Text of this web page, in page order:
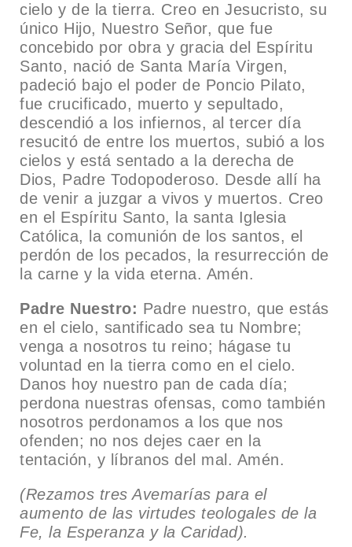
cielo y de la tierra. Creo en Jesucristo, su
único Hijo, Nuestro Señor, que fue
concebido por obra y gracia del Espíritu
Santo, nació de Santa María Virgen,
padeció bajo el poder de Poncio Pilato,
fue crucificado, muerto y sepultado,
descendió a los infiernos, al tercer día
resucitó de entre los muertos, subió a los
cielos y está sentado a la derecha de
Dios, Padre Todopoderoso. Desde allí ha
de venir a juzgar a vivos y muertos. Creo
en el Espíritu Santo, la santa Iglesia
Católica, la comunión de los santos, el
perdón de los pecados, la resurrección de
la carne y la vida eterna. Amén.
Padre Nuestro: Padre nuestro, que estás
en el cielo, santificado sea tu Nombre;
venga a nosotros tu reino; hágase tu
voluntad en la tierra como en el cielo.
Danos hoy nuestro pan de cada día;
perdona nuestras ofensas, como también
nosotros perdonamos a los que nos
ofenden; no nos dejes caer en la
tentación, y líbranos del mal. Amén.
(Rezamos tres Avemarías para el
aumento de las virtudes teologales de la
Fe, la Esperanza y la Caridad).